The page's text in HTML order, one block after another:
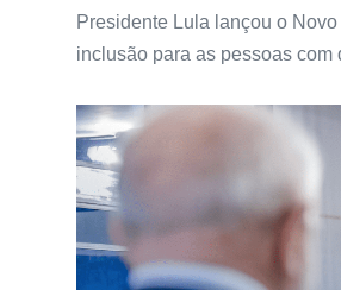
Presidente Lula lançou o
inclusão para as pessoas com